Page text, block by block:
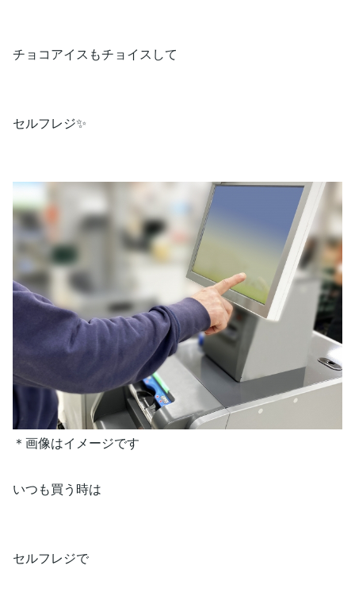
チョコアイスもチョイスして
セルフレジ✨
＊画像はイメージです
いつも買う時は
セルフレジで